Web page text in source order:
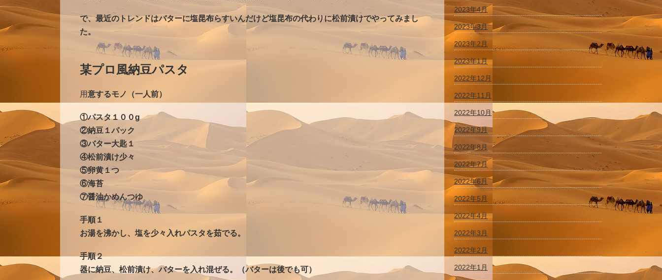
で、最近のトレンドはバターに塩昆布らすいんだけど塩昆布の代わりに松前漬けでやってみまし
た。
某プロ風納豆パスタ
用意するモノ（一人前）
①パスタ１００g
②納豆１パック
③バター大匙１
④松前漬け少々
⑤卵黄１つ
⑥海苔
⑦醤油かめんつゆ
手順１
お湯を沸かし、塩を少々入れパスタを茹でる。
手順２
器に納豆、松前漬け、バターを入れ混ぜる。（バターは後でも可）
2023年4月
2023年3月
2023年2月
2023年1月
2022年12月
2022年11月
2022年10月
2022年9月
2022年8月
2022年7月
2022年6月
2022年5月
2022年4月
2022年3月
2022年2月
2022年1月